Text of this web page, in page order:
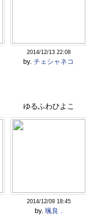
2014/12/13 22:08
by. チェシャネコ
ゆるふわひよこ
2014/12/09 18:45
by. 颯良 .